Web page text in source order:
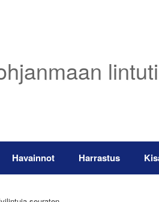
Havainnot Harrastus